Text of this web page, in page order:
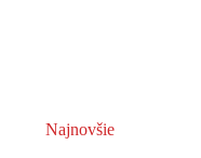
Najnovšie